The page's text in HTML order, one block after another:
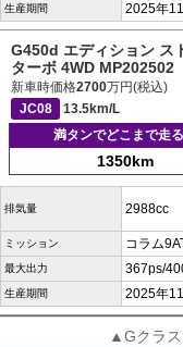
生産期間 2025年
G450d エディション ス
ターボ 4WD MP202502
新車時価格2700万円(税込)
JC08
13.5km/L
満タンでどこまで走
1350km
排気量 2988cc
ミッション コラム
最大出力 367ps/
生産期間 2025年
▲Gクラ